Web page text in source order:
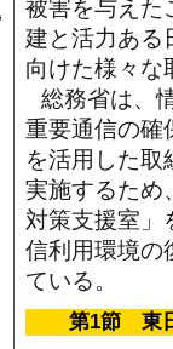
被害を与えた
建と活力ある
向けた様々な
総務省は、
重要通信の確
を活用した取
実施するため
対策支援室」
信利用環境の
ている。
第1節 東